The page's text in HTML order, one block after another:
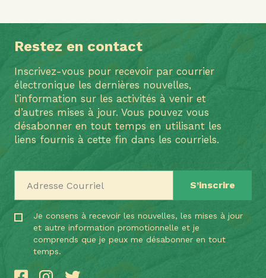
Restez en contact
Inscrivez-vous pour recevoir par courrier
électronique les dernières nouvelles,
l’information sur les activités à venir et
d’autres mises à jour. Vous pouvez vous
désabonner en tout temps en utilisant les
liens fournis à cette fin dans les courriels.
Je consens à recevoir les nouvelles, les mises à jour
et autre information promotionnelle et je
comprends que je peux me désabonner en tout
temps.